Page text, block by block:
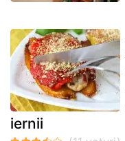
iernii